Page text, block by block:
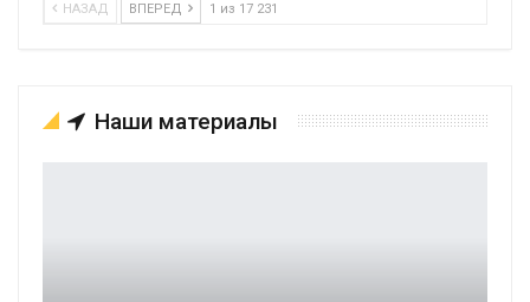
НАЗАД ВПЕРЕД 1 из 17 231
Наши материалы